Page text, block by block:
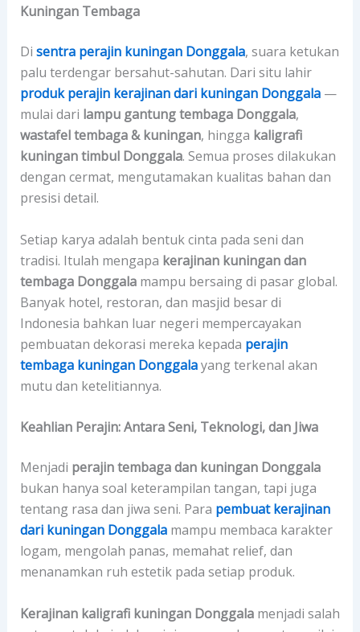
Kuningan Tembaga
Di sentra perajin kuningan Donggala, suara ketukan
palu terdengar bersahut-sahutan. Dari situ lahir
produk perajin kerajinan dari kuningan Donggala—
mulai dari lampu gantung tembaga Donggala,
wastafel tembaga & kuningan, hingga kaligrafi
kuningan timbul Donggala. Semua proses dilakukan
dengan cermat, mengutamakan kualitas bahan dan
presisi detail.
Setiap karya adalah bentuk cinta pada seni dan
tradisi. Itulah mengapa kerajinan kuningan dan
tembaga Donggalamampu bersaing di pasar global.
Banyak hotel, restoran, dan masjid besar di
Indonesia bahkan luar negeri mempercayakan
pembuatan dekorasi mereka kepada perajin
tembaga kuningan Donggalayang terkenal akan
mutu dan ketelitiannya.
Keahlian Perajin: Antara Seni, Teknologi, dan Jiwa
Menjadi perajin tembaga dan kuningan Donggala
bukan hanya soal keterampilan tangan, tapi juga
tentang rasa dan jiwa seni. Para pembuat kerajinan
dari kuningan Donggalamampu membaca karakter
logam, mengolah panas, memahat relief, dan
menanamkan ruh estetik pada setiap produk.
Kerajinan kaligrafi kuningan Donggalamenjadi salah